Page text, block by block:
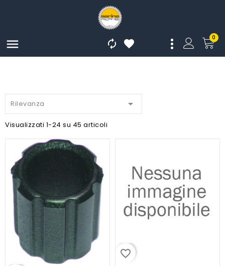
 0


Rilevanza 
Visualizzati 1-24 su 45 articoli
favorite_border